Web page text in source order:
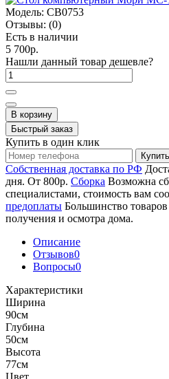
Модель: СВ0753
Отзывы: (0)
Есть в наличии
5 700р.
Нашли данный товар дешевле?
В корзину
Быстрый заказ
Купить в один клик
Купить
Собственная доставка по РФ
дня. От 800р. Сборка Возможна
специалистами, стоимость вам
предоплаты Большинство
получения и осмотра дома.
Описание
Отзывов0
Вопросы0
Характеристики
Ширина
90см
Глубина
50см
Высота
77см
Цвет